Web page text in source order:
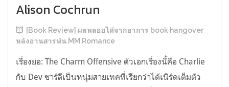
Alison Cochrun
[Book Review] ผลพลอยได้จากอาการ book hangover
หลังอ่านสารพัน MM Romance
เรื่องย่อ: The Charm Offensive ตัวเอกเรื่องนี้คือ Charlie
กับ Dev ชาร์ลีเป็นหนุ่มสายเทคที่เรียกว่าได้เนิร์ดเต็มตัว